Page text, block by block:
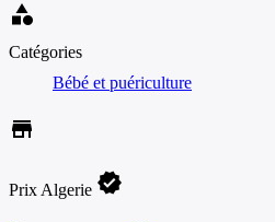
category
Catégories
Bébé et puériculture
store
Prix Algerie verified